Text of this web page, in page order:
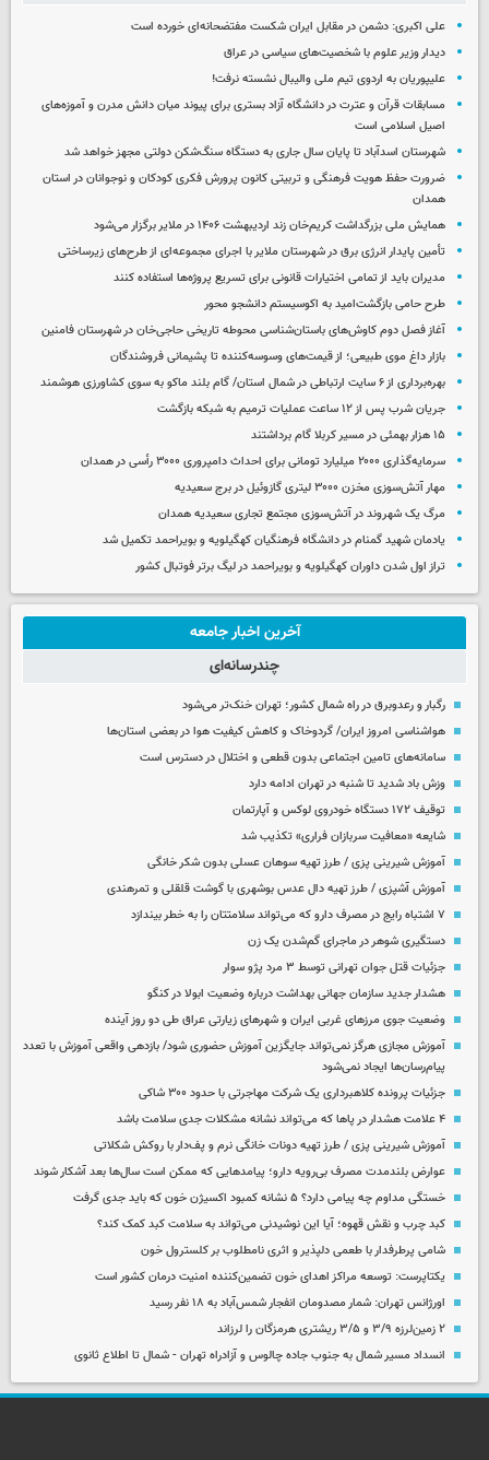
علی اکبری: دشمن در مقابل ایران شکست مفتضحانه‌ای خورده است
دیدار وزیر علوم با شخصیت‌های سیاسی در عراق
علیپوریان به اردوی تیم ملی والیبال نشسته نرفت!
مسابقات قرآن و عترت در دانشگاه آزاد بستری برای پیوند میان دانش مدرن و آموزه‌های
اصیل اسلامی است
شهرستان اسدآباد تا پایان سال جاری به دستگاه سنگ‌شکن دولتی مجهز خواهد شد
ضرورت حفظ هویت فرهنگی و تربیتی کانون پرورش فکری کودکان و نوجوانان در استان
همدان
همایش ملی بزرگداشت کریم‌خان زند اردیبهشت ۱۴۰۶ در ملایر برگزار می‌شود
تأمین پایدار انرژی برق در شهرستان ملایر با اجرای مجموعه‌ای از طرح‌های زیرساختی
مدیران باید از تمامی اختیارات قانونی برای تسریع پروژه‌ها استفاده کنند
طرح حامی بازگشت‌امید به اکوسیستم دانشجو محور
آغاز فصل دوم کاوش‌های باستان‌شناسی محوطه تاریخی حاجی‌خان در شهرستان فامنین
بازار داغ موی طبیعی؛ از قیمت‌های وسوسه‌کننده تا پشیمانی فروشندگان
بهره‌برداری از ۶ سایت ارتباطی در شمال استان/ گام بلند ماکو به سوی کشاورزی هوشمند
جریان شرب پس از ۱۲ ساعت عملیات ترمیم به شبکه بازگشت
۱۵ هزار بهمئی در مسیر کربلا گام برداشتند
سرمایه‌گذاری ۲۰۰۰ میلیارد تومانی برای احداث دامپروری ۳۰۰۰ رأسی در همدان
مهار آتش‌سوزی مخزن ۳۰۰۰ لیتری گازوئیل در برج سعیدیه
مرگ یک شهروند در آتش‌سوزی مجتمع تجاری سعیدیه همدان
یادمان شهید گمنام در دانشگاه فرهنگیان کهگیلویه و بویراحمد تکمیل شد
تراز اول شدن داوران کهگیلویه و بویراحمد در لیگ برتر فوتبال کشور
آخرین اخبار جامعه
چندرسانه‌ای
رگبار و رعدوبرق در راه شمال کشور؛ تهران خنک‌تر می‌شود
هواشناسی امروز ایران/ گردوخاک و کاهش کیفیت هوا در بعضی استان‌ها
سامانه‌های تامین اجتماعی بدون قطعی و اختلال در دسترس است
وزش باد شدید تا شنبه در تهران ادامه دارد
توقیف ۱۷۲ دستگاه خودروی لوکس و آپارتمان
شایعه «معافیت سربازان فراری» تکذیب شد
آموزش شیرینی پزی / طرز تهیه سوهان عسلی بدون شکر خانگی
آموزش آشپزی / طرز تهیه دال عدس بوشهری با گوشت قلقلی و تمرهندی
۷ اشتباه رایج در مصرف دارو که می‌تواند سلامتتان را به خطر بیندازد
دستگیری شوهر در ماجرای گم‌شدن یک زن
جزئیات قتل جوان تهرانی توسط ۳ مرد پژو سوار
هشدار جدید سازمان جهانی بهداشت درباره وضعیت ابولا در کنگو
وضعیت جوی مرزهای غربی ایران و شهرهای زیارتی عراق طی دو روز آینده
آموزش مجازی هرگز نمی‌تواند جایگزین آموزش حضوری شود/ بازدهی واقعی آموزش با تعدد
پیام‌رسان‌ها ایجاد نمی‌شود
جزئیات پرونده کلاهبرداری یک شرکت مهاجرتی با حدود ۳۰۰ شاکی
۴ علامت هشدار در پاها که می‌تواند نشانه مشکلات جدی سلامت باشد
آموزش شیرینی پزی / طرز تهیه دونات خانگی نرم و پف‌دار با روکش شکلاتی
عوارض بلندمدت مصرف بی‌رویه دارو؛ پیامدهایی که ممکن است سال‌ها بعد آشکار شوند
خستگی مداوم چه پیامی دارد؟ ۵ نشانه کمبود اکسیژن خون که باید جدی گرفت
کبد چرب و نقش قهوه؛ آیا این نوشیدنی می‌تواند به سلامت کبد کمک کند؟
شامی پرطرفدار با طعمی دلپذیر و اثری نامطلوب بر کلسترول خون
یکتاپرست: توسعه مراکز اهدای خون تضمین‌کننده امنیت درمان کشور است
اورژانس تهران: شمار مصدومان انفجار شمس‌آباد به ۱۸ نفر رسید
۲ زمین‌لرزه ۳/۹ و ۳/۵ ریشتری هرمزگان را لرزاند
انسداد مسیر شمال به جنوب جاده چالوس و آزادراه تهران - شمال تا اطلاع ثانوی